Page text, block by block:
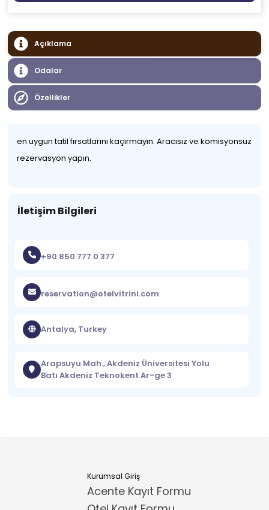
Açıklama
Odalar
Özellikler
en uygun tatil fırsatlarını kaçırmayın. Aracısız ve komisyonsuz
rezervasyon yapın.
İletişim Bilgileri
+90 850 777 0 377
reservation@otelvitrini.com
Antalya, Turkey
Arapsuyu Mah., Akdeniz Üniversitesi Yolu
Batı Akdeniz Teknokent Ar-ge 3
Kurumsal Giriş
Acente Kayıt Formu